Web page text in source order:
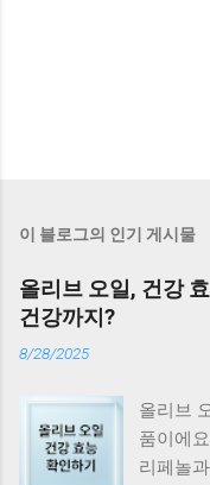
이 블로그의 인기 게시물
올리브 오일, 건강
건강까지?
8/28/2025
올리브
품이에
리페놀